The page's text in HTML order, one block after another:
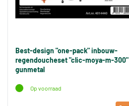
Best-design "one-pack" inbouw-
regendoucheset "clic-moya-m-300"
gunmetal
Op voorraad